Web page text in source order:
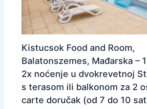
Kistucsok Food and Room,
Balatonszemes, Mađarska –
2x noćenje u dvokrevetnoj
s terasom ili balkonom za 2
carte doručak (od 7 do 10